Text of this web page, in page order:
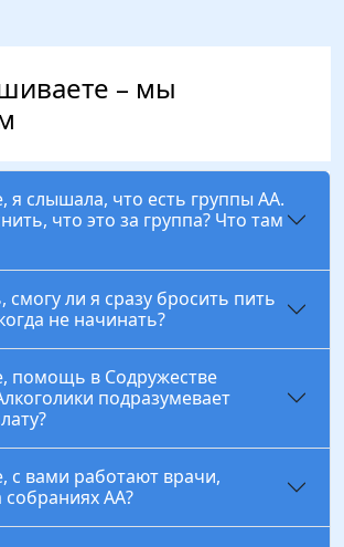
– мы
я слышала, что есть группы АА.
что это за группа? Что там
ли я сразу бросить пить
не начинать?
помощь в Содружестве
подразумевает
с вами работают врачи,
собраниях АА?